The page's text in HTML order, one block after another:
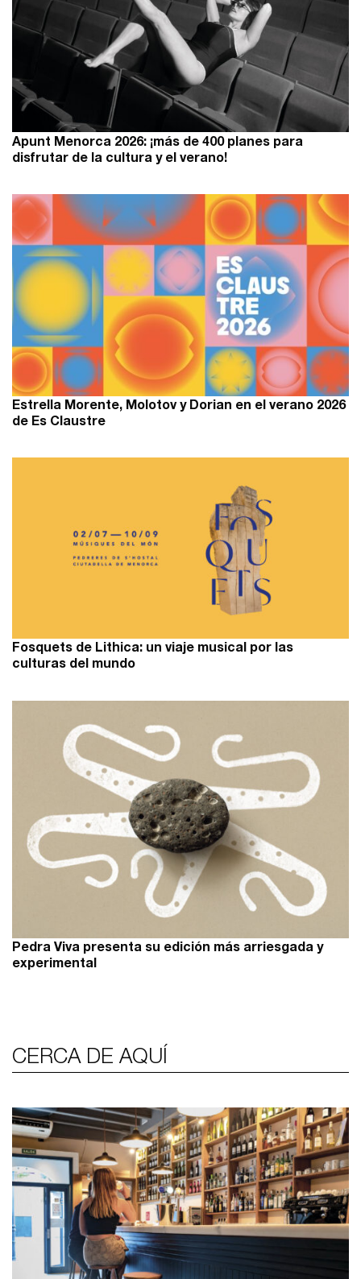
Apunt Menorca 2026: ¡más de 400 planes para
disfrutar de la cultura y el verano!
Estrella Morente, Molotov y Dorian en el verano 2026
de Es Claustre
Fosquets de Lithica: un viaje musical por las
culturas del mundo
Pedra Viva presenta su edición más arriesgada y
experimental
CERCA DE AQUÍ